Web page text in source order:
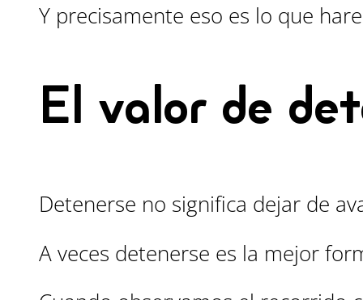
Y precisamente eso es lo que
El valor de
Detenerse no significa dejar de
A veces detenerse es la mejor